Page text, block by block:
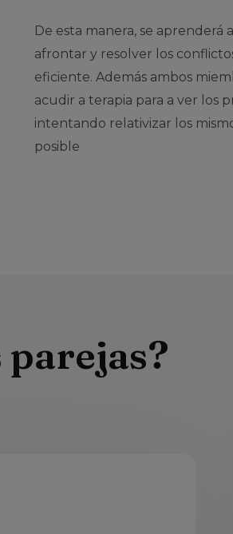
De esta manera, se aprenderá
afrontar y resolver los
eficiente. Además ambos
acudir a terapia para a ver los
intentando relativizar los
posible